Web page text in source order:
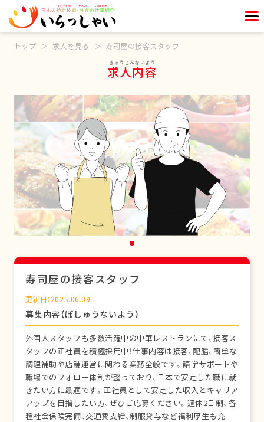
トップ 求人を見る 寿司屋の接客スタッフ
求人内容
寿司屋の接客スタッフ
更新日：2025.06.09
募集内容（ぼしゅうないよう）
外国人スタッフも多数活躍中の中華レストランにて、接客ス
タッフの正社員を積極採用中！仕事内容は接客、配膳、簡単な
調理補助や店舗運営に関わる業務全般です。語学サポートや
職場でのフォロー体制が整っており、日本で安定した職に就
きたい方に最適です。正社員として安定した収入とキャリア
アップを目指したい方、ぜひご応募ください。週休2日制、各
種社会保険完備、交通費支給、制服貸与など福利厚生も充